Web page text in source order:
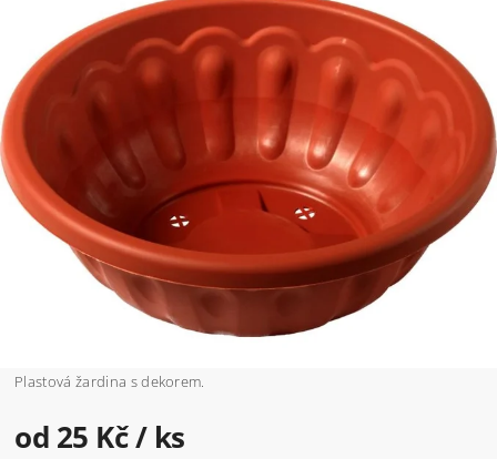
Plastová žardina s dekorem.
od 25 Kč/ ks